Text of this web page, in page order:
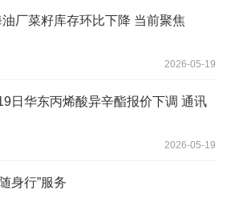
厂菜籽库存环比下降 当前聚焦
2026-05-19
日华东丙烯酸异辛酯报价下调 通讯
2026-05-19
身行”服务